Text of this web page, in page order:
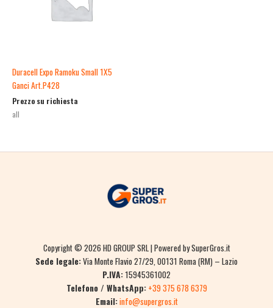
Duracell Expo Ramoku Small 1X5
Ganci Art.P428
Prezzo su richiesta
all
Copyright © 2026 HD GROUP SRL | Powered by SuperGros.it
Sede legale:Via Monte Flavio 27/29, 00131 Roma (RM) – Lazio
P.IVA:15945361002
Telefono / WhatsApp: +39 375 678 6379
Email:info@supergros.it